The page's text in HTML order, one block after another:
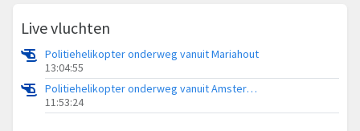
Live vluchten
Politiehelikopter onderweg vanuit Mariahout
13:04:55
Politiehelikopter onderweg vanuit Amsterdam Vliegveld Schiphol
11:53:24